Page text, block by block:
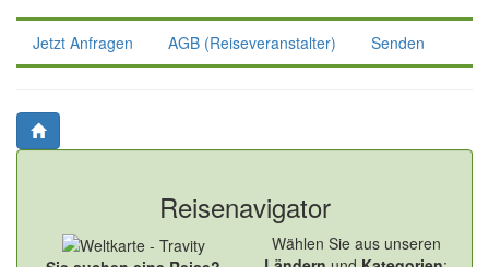
Jetzt Anfragen AGB (Reiseveranstalter) Senden
Reisenavigator
Wählen Sie aus unseren